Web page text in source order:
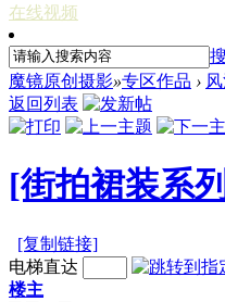
在线视频
魔镜原创摄影»专区作品 ›
返回列表
[街拍裙装系
[复制链接]
电梯直达
楼主